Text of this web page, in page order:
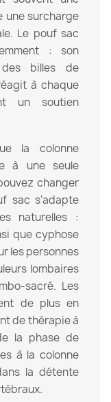
une surcharge
Le pouf sac
: son
des billes de
à chaque
un soutien
la colonne
à une seule
changer
sac s'adapte
naturelles :
que cyphose
les personnes
lombaires
sacré. Les
de plus en
de thérapie à
la phase de
à la colonne
la détente